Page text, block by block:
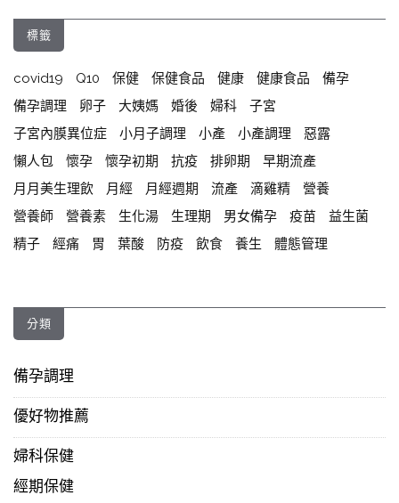
標籤
covid19 Q10 保健 保健食品 健康 健康食品
備孕
備孕調理
卵子 大姨媽 婚後 婦科
子宮
子宮內膜異位症
小月子調理 小產 小產調理
惡露
懶人包
懷孕 懷孕初期 抗疫 排卵期
早期流產
月月美生理飲
月經 月經週期 流產 滴雞精
營養
營養師
營養素 生化湯 生理期 男女備孕 疫苗
益生菌
精子
經痛 胃 葉酸 防疫 飲食 養生 體態管理
分類
備孕調理
優好物推薦
婦科保健
經期保健